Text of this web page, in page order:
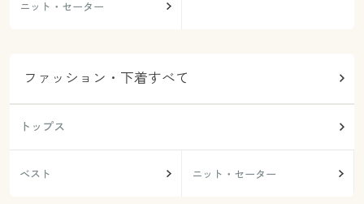
ニット・セーター
ファッション・下着すべて
トップス
ベスト ニット・セーター